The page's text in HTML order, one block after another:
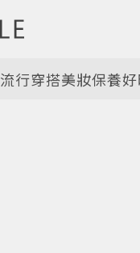
流行穿搭美妝保養